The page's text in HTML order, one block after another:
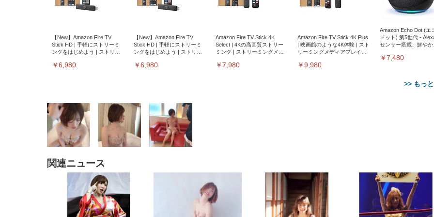
【New】Amazon Fire TV
Stick HD | 手軽にストリーミ
ングをはじめよう | ストリー
￥6,980
【New】Amazon Fire TV
Stick HD | 手軽にストリーミ
ングをはじめよう | ストリー
￥6,980
Amazon Fire TV Stick 4K
Select | 4Kの高画質ストリー
ミング | ストリーミングメデ
￥7,980
Amazon Fire TV Stick 4K Plus
| 映画館のような4K体験 | スト
リーミングメディアプレイヤ
￥9,980
Amazon Echo Dot (エ
ドット) 第5世代 -
センサー搭載、鮮やか
￥7,480
>> もっ
[EdoErgo] オフィスチェア 椅
子 テレワーク 疲れない 跳ね
上げ式アームレスト コンパク
ト 約105度ロッキング pc 事務
椅子 360度回転 座面昇降 強化
ナイロン樹脂ベース 通気性メ
／デスクチェア メッシュチェ
ア 人間工学 疲れない ブラッ
Sezlife オフィスチェア デスク
チェア 疲れない テレワーク
度ロッキング機能 人間工学 椅
子 腰サポート 90度跳ね上げ
式アームレスト 3Dヘッドレス
Sezlife オフィスチェア デスク
チェア 疲れない テレワーク
チェア 強化バックレスト 30度
ロッキング機能 人間工学 椅子
腰サポート 90度跳ね上げ式ア
ームレスト 3Dヘッドレスト
￥7,680
ANDWINT オフィスチ
ア デスクチェア 肘な
ッシュ 通気性 ランバ
ポート付き 腰サポート
ス圧無段階昇降 360度
転 キャスター付き コ
￥4,139
EIZO ビジネス向けプレミア
ムモニター | FlexScan
EV3240X-WT | 31.5型4K
UHD・USB Type-C・ホワイ
￥105,595
UHD・USB Type-C・ホワイ
ニター DualSense 充電フッ
ク付き（CFI-ZDM1J）
￥49,979
【整備済み品】Dell
E2724HS 27インチ 液晶モ
HD（1920×1080）VA 非光
沢 HDMI/DisplayPort/VGA
スピーカー内蔵 高さ調整 ス
イベル VESA対応
￥15,800
【MiniLED/24.5inch/280Hz/
GRAPHT THE SHOOTER
Gaming Monitor 24” Essential
ーミングモニター QD 24.5イ
1ms FHD 量子ドット 残像低減
年保証 | 輝点保証 | 日本メーカ
￥34,980
Amazonベーシック ペットシ
ーツ 薄型 レギュラー 1回使い
捨て 無香料 ホワイト 300枚
ーツ 厚型 ワイド 42枚x2袋(84
枚) ホワイト(吸収面:ライトブ
ネオ・ルーライフ ネオ・オム
ツ L 中型犬用 26枚入り 単品
￥1,800
Smart Basic(スマートベーシ
ック) 【Amazon.co.jp限定】
Smart Basic アイリスオーヤマ
ペットシーツ 超厚型 お徳用
ワイド 100枚入 (x 1) (ケース
販売)
￥3,670
アイリスオーヤマ ペッ
シーツ 超厚型 お徳用
ュラー 200枚入
【Amazon.co.jp限定】
￥3,731
関連ニュース